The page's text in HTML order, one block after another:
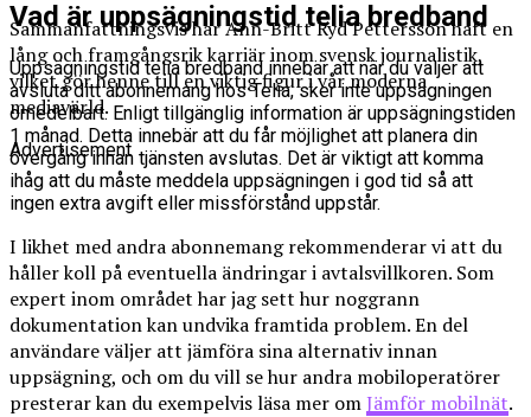
Sammanfattningsvis har Ann-Britt Ryd Pettersson haft en
lång och framgångsrik karriär inom svensk journalistik,
vilket gör henne till en viktig figur i vår moderna
mediavärld.
Advertisement
Vad är uppsägningstid telia bredband
Uppsägningstid telia bredband innebär att när du väljer att
avsluta ditt abonnemang hos Telia, sker inte uppsägningen
omedelbart. Enligt tillgänglig information är uppsägningstiden
1 månad. Detta innebär att du får möjlighet att planera din
övergång innan tjänsten avslutas. Det är viktigt att komma
ihåg att du måste meddela uppsägningen i god tid så att
ingen extra avgift eller missförstånd uppstår.
I likhet med andra abonnemang rekommenderar vi att du
håller koll på eventuella ändringar i avtalsvillkoren. Som
expert inom området har jag sett hur noggrann
dokumentation kan undvika framtida problem. En del
användare väljer att jämföra sina alternativ innan
uppsägning, och om du vill se hur andra mobiloperatörer
presterar kan du exempelvis läsa mer omJämför mobilnät.